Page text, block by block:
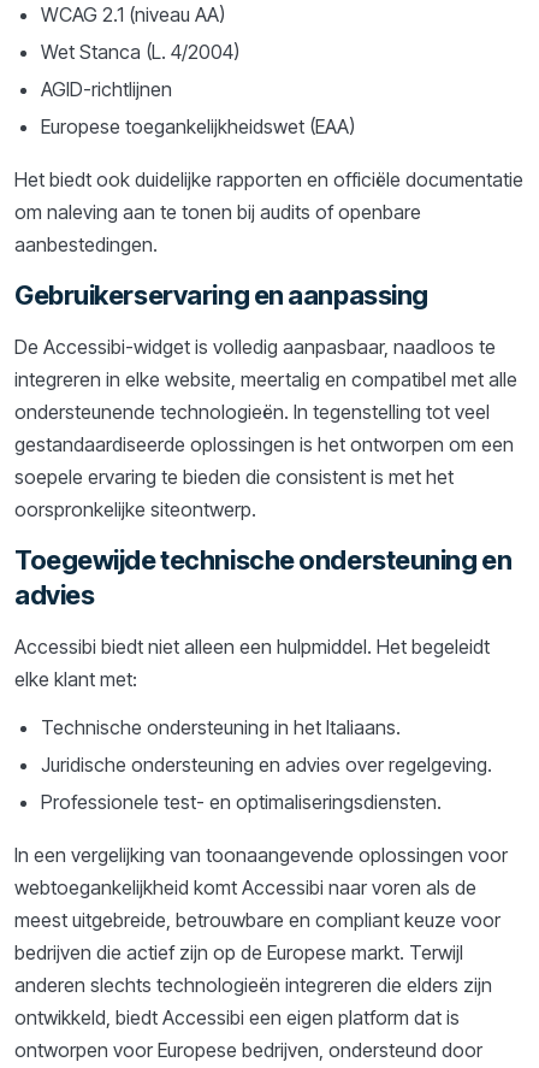
WCAG 2.1 (niveau AA)
Wet Stanca (L. 4/2004)
AGID-richtlijnen
Europese toegankelijkheidswet (EAA)
Het biedt ook duidelijke rapporten en officiële documentatie
om naleving aan te tonen bij audits of openbare
aanbestedingen.
Gebruikerservaring en aanpassing
De Accessibi-widget is volledig aanpasbaar, naadloos te
integreren in elke website, meertalig en compatibel met alle
ondersteunende technologieën. In tegenstelling tot veel
gestandaardiseerde oplossingen is het ontworpen om een
soepele ervaring te bieden die consistent is met het
oorspronkelijke siteontwerp.
Toegewijde technische ondersteuning en
advies
Accessibi biedt niet alleen een hulpmiddel. Het begeleidt
elke klant met:
Technische ondersteuning in het Italiaans.
Juridische ondersteuning en advies over regelgeving.
Professionele test- en optimaliseringsdiensten.
In een vergelijking van toonaangevende oplossingen voor
webtoegankelijkheid komt Accessibi naar voren als de
meest uitgebreide, betrouwbare en compliant keuze voor
bedrijven die actief zijn op de Europese markt. Terwijl
anderen slechts technologieën integreren die elders zijn
ontwikkeld, biedt Accessibi een eigen platform dat is
ontworpen voor Europese bedrijven, ondersteund door